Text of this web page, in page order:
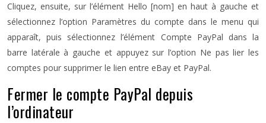
Cliquez, ensuite, sur l’élément Hello [nom] en haut à gauche et
sélectionnez l’option Paramètres du compte dans le menu qui
apparaît, puis sélectionnez l’élément Compte PayPal dans la
barre latérale à gauche et appuyez sur l’option Ne pas lier les
comptes pour supprimer le lien entre eBay et PayPal.
Fermer le compte PayPal depuis
l’ordinateur